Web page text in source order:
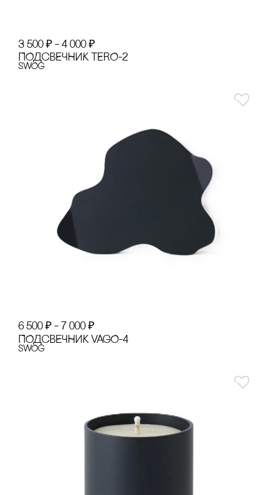
3 500 ₽ – 4 000 ₽
ПОДсВЕЧНИК TERO-2
SWOg
6 500 ₽ – 7 000 ₽
ПОДсВЕЧНИК VAGO-4
SWOg